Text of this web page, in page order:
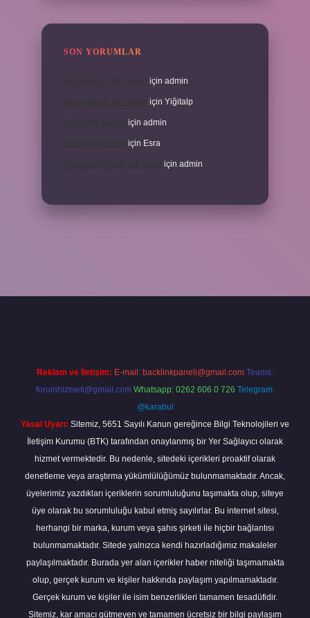
SON YORUMLAR
için admin
için Yiğitalp
için admin
için Esra
için admin
Reklam ve İletişim: E-mail: backlinkpaneli@gmail.com Teams:
forumhizmeti@gmail.com Whatsapp: 0262 606 0 726 Telegram:
@karabul
Yasal Uyarı: Sitemiz, 5651 Sayılı Kanun gereğince Bilgi Teknolojileri ve
İletişim Kurumu (BTK) tarafından onaylanmış bir Yer Sağlayıcı olarak
hizmet vermektedir. Bu nedenle, sitedeki içerikleri proaktif olarak
denetleme veya araştırma yükümlülüğümüz bulunmamaktadır. Ancak,
üyelerimiz yazdıkları içeriklerin sorumluluğunu taşımakta olup, siteye
üye olarak bu sorumluluğu kabul etmiş sayılırlar. Bu internet sitesi,
herhangi bir marka, kurum veya şahıs şirketi ile hiçbir bağlantısı
bulunmamaktadır. Sitede yalnızca kendi hazırladığımız makaleler
paylaşılmaktadır. Burada yer alan içerikler haber niteliği taşımamakta
olup, gerçek kurum ve kişiler hakkında paylaşım yapılmamaktadır.
Gerçek kurum ve kişiler ile isim benzerlikleri tamamen tesadüfidir.
Sitemiz, kar amacı gütmeyen ve tamamen ücretsiz bir bilgi paylaşım